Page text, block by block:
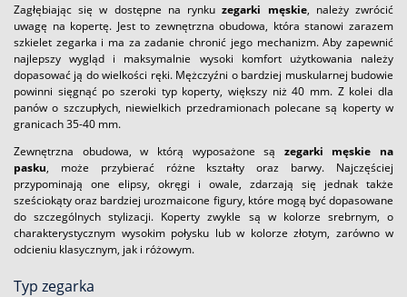
Zagłębiając się w dostępne na rynkuzegarki męskie, należy zwrócić
uwagę na kopertę. Jest to zewnętrzna obudowa, która stanowi zarazem
szkielet zegarka i ma za zadanie chronić jego mechanizm. Aby zapewnić
najlepszy wygląd i maksymalnie wysoki komfort użytkowania należy
dopasować ją do wielkości ręki. Mężczyźni o bardziej muskularnej budowie
powinni sięgnąć po szeroki typ koperty, większy niż 40 mm. Z kolei dla
panów o szczupłych, niewielkich przedramionach polecane są koperty w
granicach 35-40 mm.
Zewnętrzna obudowa, w którą wyposażone są zegarki męskie na
pasku, może przybierać różne kształty oraz barwy. Najczęściej
przypominają one elipsy, okręgi i owale, zdarzają się jednak także
sześciokąty oraz bardziej urozmaicone figury, które mogą być dopasowane
do szczególnych stylizacji. Koperty zwykle są w kolorze srebrnym, o
charakterystycznym wysokim połysku lub w kolorze złotym, zarówno w
odcieniu klasycznym, jak i różowym.
Typ zegarka